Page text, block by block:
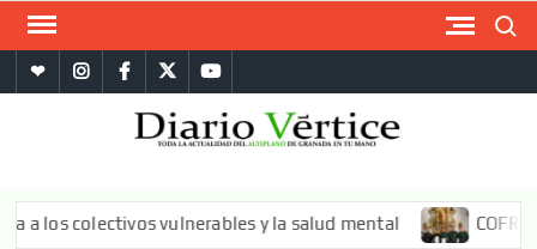
Saltar
contenidowhatsappinstagram
facebooktwitteryoutube
más
colectivos vulnerables y la salud mental COFRADE: